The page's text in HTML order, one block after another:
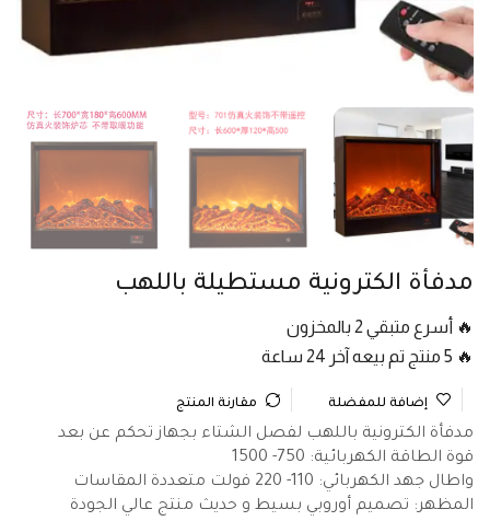
مدفأة الكترونية مستطيلة باللهب
🔥 أسرع متبقي 2 بالمخزون
🔥 5 منتج تم بيعه آخر 24 ساعة
إضافة للمفضلة مقارنة المنتج
مدفأة الكترونية باللهب لفصل الشتاء بجهاز تحكم عن بعد
قوة الطاقة الكهربائية: 750- 1500
واطال جهد الكهربائي: 110- 220 فولت متعددة المقاسات
المظهر: تصميم أوروبي بسيط و حديث منتج عالي الجودة